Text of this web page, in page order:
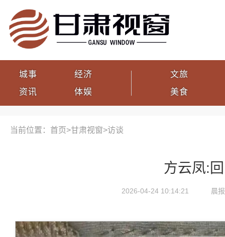
城事
资讯
经济
体娱
文旅
美食
当前位置：首页>甘肃视窗>访谈
方云凤:
2026-04-24 10:14:21 晨